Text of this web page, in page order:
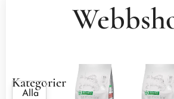
Kategorier
Alla